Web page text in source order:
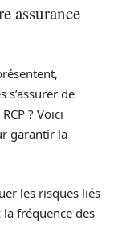
assurance
s’assurer de
? Voici
garantir la
les risques liés
fréquence des